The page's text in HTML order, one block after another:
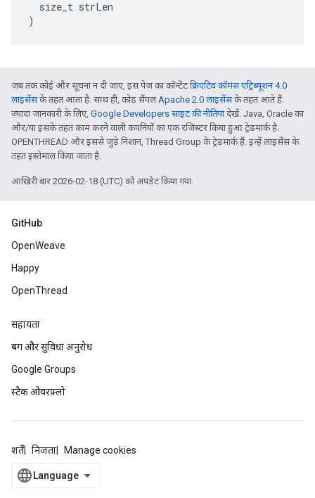
size_t strLen
)
जब तक कोई और सूचना न दी जाए, इस पेज का कॉन्टेंटक्रिएटिव कॉमंस एट्रिब्यूशन 4.0
लाइसेंसके तहत आता है. साथ ही, कोड सैंपलApache 2.0 लाइसेंसके तहत आते हैं.
ज़्यादा जानकारी के लिए, Google Developers साइट की नीतियांदेखें. Java, Oracle का
और/या इसके तहत काम करने वाली कंपनियों का एक रजिस्टर किया हुआ ट्रेडमार्क है.
OPENTHREAD और इससे जुड़े निशान, Thread Group के ट्रेडमार्क हैं. इन्हें लाइसेंस के
तहत इस्तेमाल किया जाता है.
आखिरी बार 2026-02-18 (UTC) को अपडेट किया गया.
GitHub
OpenWeave
Happy
OpenThread
सहायता
बग और सुविधा अनुरोध
Google Groups
स्टैक ओवरफ़्लो
शर्तें निजता Manage cookies